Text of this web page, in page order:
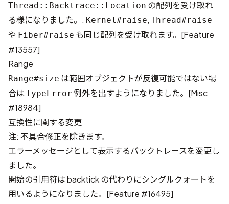
Thread::Backtrace::Location の配列を受け取れ
る様になりました。. Kernel#raise, Thread#raise
や Fiber#raise も同じ配列を受け取れます。[Feature
#13557]
Range
Range#size は範囲オブジェクトが反復可能ではない場
合は TypeError 例外を出すようになりました。[Misc
#18984]
互換性に関する変更
注: 不具合修正を除きます。
エラーメッセージとして表示するバックトレースを変更し
ました。
開始の引用符は backtick の代わりにシングルクォートを
用いるようになりました。[Feature #16495]